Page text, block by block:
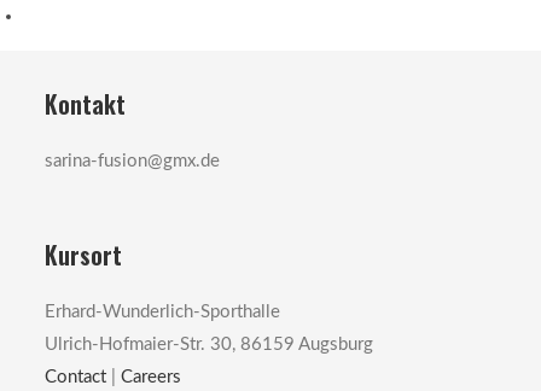
Kontakt
sarina-fusion@gmx.de
Kursort
Erhard-Wunderlich-Sporthalle
Ulrich-Hofmaier-Str. 30, 86159 Augsburg
Contact |Careers